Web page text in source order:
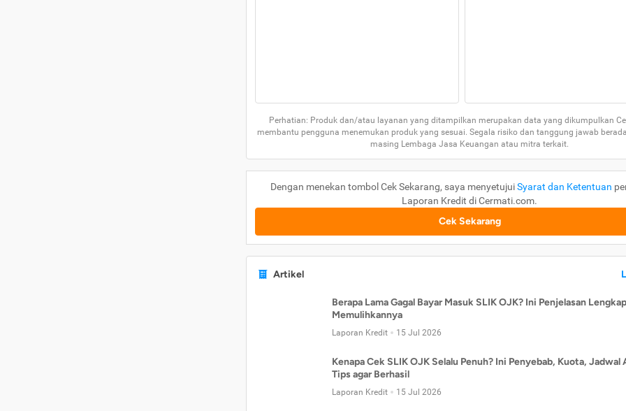
Perhatian: Produk dan/atau layanan yang ditampilkan merupakan data yang dikumpulkan
membantu pengguna menemukan produk yang sesuai. Segala risiko dan tanggung jawab
masing Lembaga Jasa Keuangan atau mitra terkait.
Dengan menekan tombol Cek Sekarang, saya menyetujuiSyarat dan Ketentuan
Laporan Kredit di Cermati.com.
Cek Sekarang
Artikel
Berapa Lama Gagal Bayar Masuk SLIK OJK? Ini Penjelasan
Memulihkannya
Laporan Kredit 15 Jul 2026
Kenapa Cek SLIK OJK Selalu Penuh? Ini Penyebab, Kuota, Jadwal
Tips agar Berhasil
Laporan Kredit 15 Jul 2026